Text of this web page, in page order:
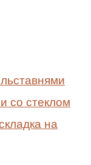
со стеклом
на